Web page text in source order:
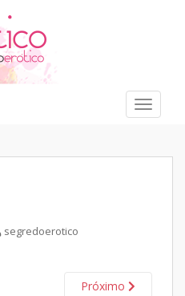
segredoerotico
Próximo